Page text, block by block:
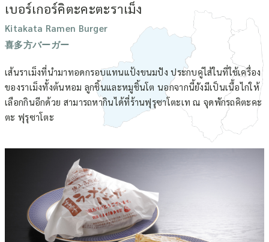
เบอร์เกอร์คิตะคะตะราเม็ง
Kitakata Ramen Burger
喜多方バーガー
เส้นราเม็งที่นำมาทอดกรอบแทนแป้งขนมปัง ประกบคู่ไส้ในที่ใช้เครื่อง
ของราเม็งทั้งต้นหอม ลูกชิ้นและหมูชิ้นโต นอกจากนี้ยังมีเป็นเนื้อไก่ให้
เลือกกินอีกด้วย สามารถหากินได้ที่ร้านฟุรุซาโตะเท ณ จุดพักรถคิตะคะ
ตะ ฟุรุซาโตะ